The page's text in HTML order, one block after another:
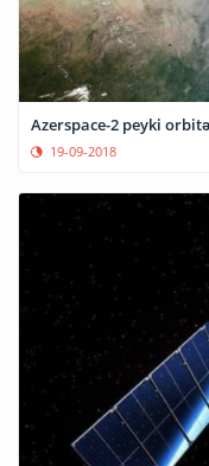
Azerspace-2 peyki
19-09-2018